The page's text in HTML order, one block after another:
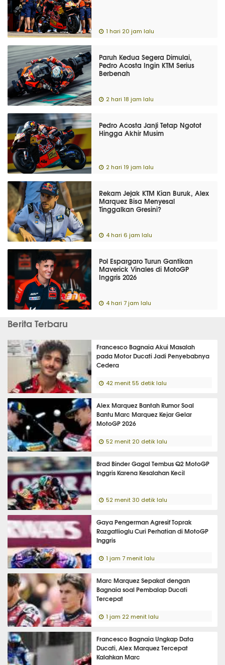
1 hari 20 jam lalu
Paruh Kedua Segera Dimulai,
Pedro Acosta Ingin KTM Serius
Berbenah
2 hari 18 jam lalu
Pedro Acosta Janji Tetap Ngotot
Hingga Akhir Musim
2 hari 19 jam lalu
Rekam Jejak KTM Kian Buruk, Alex
Marquez Bisa Menyesal
Tinggalkan Gresini?
4 hari 6 jam lalu
Pol Espargaro Turun Gantikan
Maverick Vinales di MotoGP
Inggris 2026
4 hari 7 jam lalu
Berita Terbaru
Francesco Bagnaia Akui Masalah
pada Motor Ducati Jadi Penyebabnya
Cedera
42 menit 55 detik lalu
Alex Marquez Bantah Rumor Soal
Bantu Marc Marquez Kejar Gelar
MotoGP 2026
52 menit 20 detik lalu
Brad Binder Gagal Tembus Q2 MotoGP
Inggris Karena Kesalahan Kecil
52 menit 30 detik lalu
Gaya Pengerman Agresif Toprak
Razgatlioglu Curi Perhatian di MotoGP
Inggris
1 jam 7 menit lalu
Marc Marquez Sepakat dengan
Bagnaia soal Pembalap Ducati
Tercepat
1 jam 22 menit lalu
Francesco Bagnaia Ungkap Data
Ducati, Alex Marquez Tercepat
Kalahkan Marc